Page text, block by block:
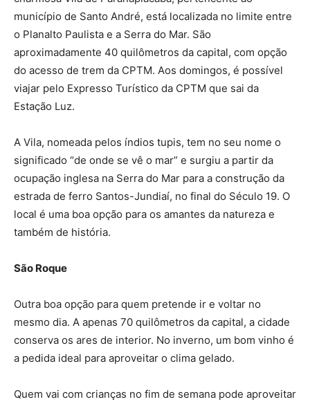
município de Santo André, está localizada no limite entre
o Planalto Paulista e a Serra do Mar. São
aproximadamente 40 quilômetros da capital, com opção
do acesso de trem da CPTM. Aos domingos, é possível
viajar pelo Expresso Turístico da CPTM que sai da
Estação Luz.
A Vila, nomeada pelos índios tupis, tem no seu nome o
significado “de onde se vê o mar” e surgiu a partir da
ocupação inglesa na Serra do Mar para a construção da
estrada de ferro Santos-Jundiaí, no final do Século 19. O
local é uma boa opção para os amantes da natureza e
também de história.
São Roque
Outra boa opção para quem pretende ir e voltar no
mesmo dia. A apenas 70 quilômetros da capital, a cidade
conserva os ares de interior. No inverno, um bom vinho é
a pedida ideal para aproveitar o clima gelado.
Quem vai com crianças no fim de semana pode aproveitar